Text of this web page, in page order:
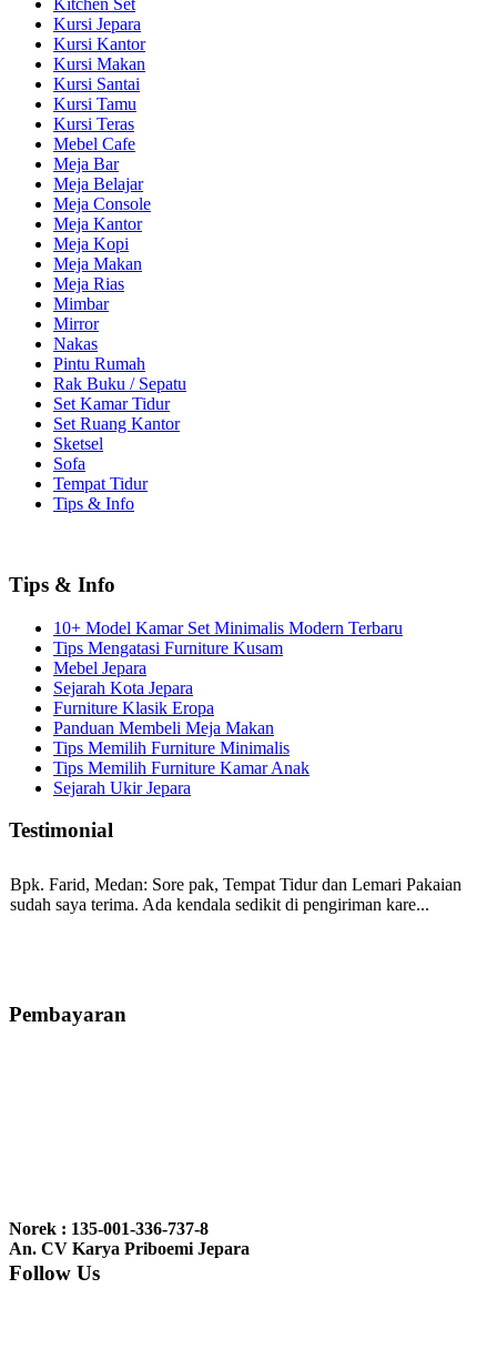
Kitchen Set
Kursi Jepara
Kursi Kantor
Kursi Makan
Kursi Santai
Kursi Tamu
Kursi Teras
Mebel Cafe
Meja Bar
Meja Belajar
Meja Console
Meja Kantor
Meja Kopi
Meja Makan
Meja Rias
Mimbar
Mirror
Nakas
Pintu Rumah
Rak Buku / Sepatu
Set Kamar Tidur
Set Ruang Kantor
Sketsel
Sofa
Tempat Tidur
Tips & Info
Tips & Info
10+ Model Kamar Set Minimalis Modern Terbaru
Tips Mengatasi Furniture Kusam
Mebel Jepara
Sejarah Kota Jepara
Furniture Klasik Eropa
Panduan Membeli Meja Makan
Tips Memilih Furniture Minimalis
Tips Memilih Furniture Kamar Anak
Sejarah Ukir Jepara
Testimonial
Bpk. Farid, Medan: Sore pak, Tempat Tidur dan Lemari Pakaian
sudah saya terima. Ada kendala sedikit di pengiriman kare...
bale2 dan kursi teras saya sudah saya terima dan p...
nyesel deh beli geby...
Pembayaran
Norek : 135-001-336-737-8
An. CV Karya Priboemi Jepara
Follow Us